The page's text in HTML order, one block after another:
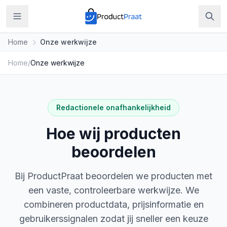
Home Onze werkwijze
Home/Onze werkwijze
Redactionele onafhankelijkheid
Hoe wij producten
beoordelen
Bij ProductPraat beoordelen we producten met
een vaste, controleerbare werkwijze. We
combineren productdata, prijsinformatie en
gebruikerssignalen zodat jij sneller een keuze